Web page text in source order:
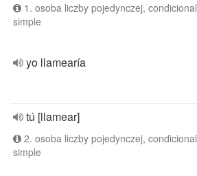
1. osoba liczby pojedynczej, condicional
simple
yo llamearía
tú [llamear]
2. osoba liczby pojedynczej, condicional
simple